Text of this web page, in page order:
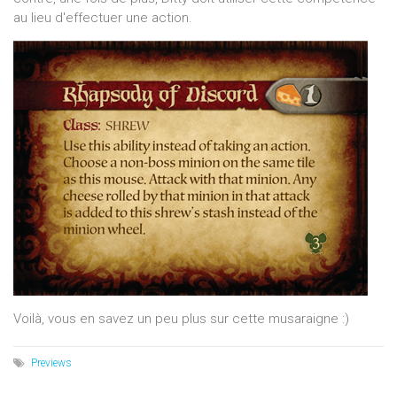
au lieu d'effectuer une action.
Voilà, vous en savez un peu plus sur cette musaraigne :)
Previews